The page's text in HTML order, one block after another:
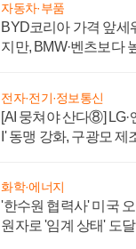
자동차·부품
BYD코리아 가격 앞세
지만, BMW·벤츠보다
전자·전기·정보통신
[AI 뭉쳐야 산다⑧] LG·
I' 동맹 강화, 구광모 제
화학·에너지
'한수원 협력사' 미국
원자로 '임계 상태' 도